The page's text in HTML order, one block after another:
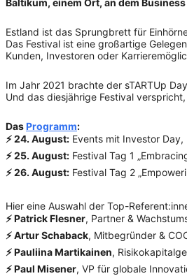
Baltikum, einem Ort, an dem
Estland ist das Sprungbrett für
Das Festival ist eine großartige
Kunden, Investoren oder
Im Jahr 2021 brachte der sTARTUp
Und das diesjährige Festival
DasProgramm:
⚡ 24. August: Events mit Investor
⚡ 25. August: Festival Tag 1
⚡ 26. August: Festival Tag 2
Hier eine Auswahl der Top-
⚡ Patrick Flesner, Partner &
⚡ Artur Schaback, Mitbegründer &
⚡ Pauliina Martikainen,
⚡ Paul Misener, VP für globale